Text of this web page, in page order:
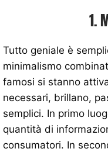
1.
Tutto geniale è
minimalismo
famosi si stanno
necessari, brillano,
semplici. In primo
quantità di
consumatori. In